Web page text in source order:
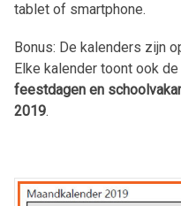
tablet of smartphone.
Bonus: De kalenders zijn
Elke kalender toont ook
feestdagen en
2019.